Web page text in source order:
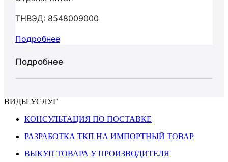
ТНВЭД: 8548009000
Подробнее
Подробнее
ВИДЫ УСЛУГ
КОНСУЛЬТАЦИЯ ПО ПОСТАВКЕ
РАЗРАБОТКА ТКП НА ИМПОРТНЫЙ ТОВАР
ВЫКУП ТОВАРА У ПРОИЗВОДИТЕЛЯ